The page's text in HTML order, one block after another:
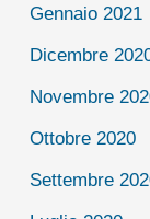
Gennaio 2021
Dicembre
Novembre
Ottobre 2020
Settembre